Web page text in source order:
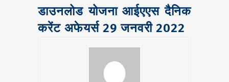
डाउनलोड योजना आईएएस दैनिक
करेंट अफेयर्स 29 जनवरी 2022